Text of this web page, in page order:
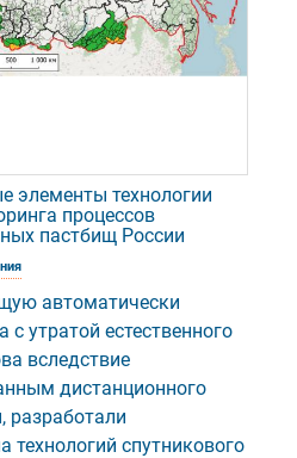
элементы технологии
процессов
пастбищ России
автоматически
утратой естественного
вследствие
дистанционного
разработали
технологий спутникового